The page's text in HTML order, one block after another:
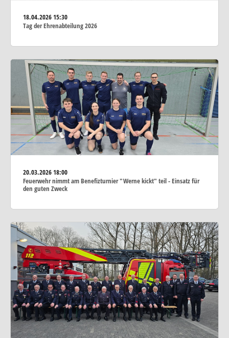
18.04.202615:30
Tag der Ehrenabteilung 2026
20.03.202618:00
Feuerwehr nimmt am Benefizturnier "Werne kickt" teil - Einsatz für
den guten Zweck